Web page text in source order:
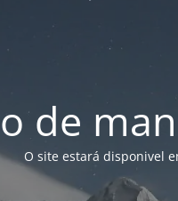
de
O site estará disponivel